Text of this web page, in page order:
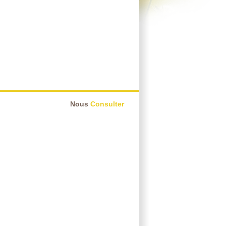
Nous Consulter